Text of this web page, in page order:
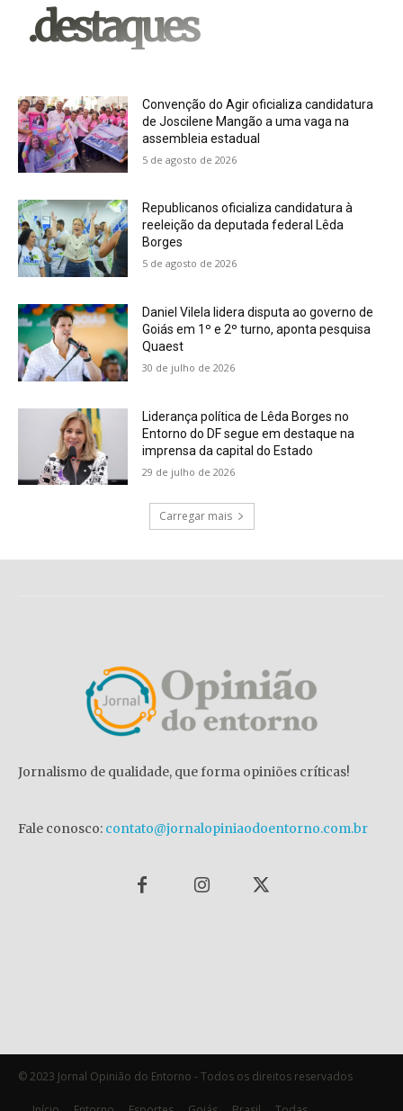
.destaques
Convenção do Agir oficializa candidatura
de Joscilene Mangão a uma vaga na
assembleia estadual
5 de agosto de 2026
Republicanos oficializa candidatura à
reeleição da deputada federal Lêda
Borges
5 de agosto de 2026
Daniel Vilela lidera disputa ao governo de
Goiás em 1º e 2º turno, aponta pesquisa
Quaest
30 de julho de 2026
Liderança política de Lêda Borges no
Entorno do DF segue em destaque na
imprensa da capital do Estado
29 de julho de 2026
Carregar mais
Jornalismo de qualidade, que forma opiniões críticas!
Fale conosco: contato@jornalopiniaodoentorno.com.br
© 2023 Jornal Opinião do Entorno - Todos os direitos reservados